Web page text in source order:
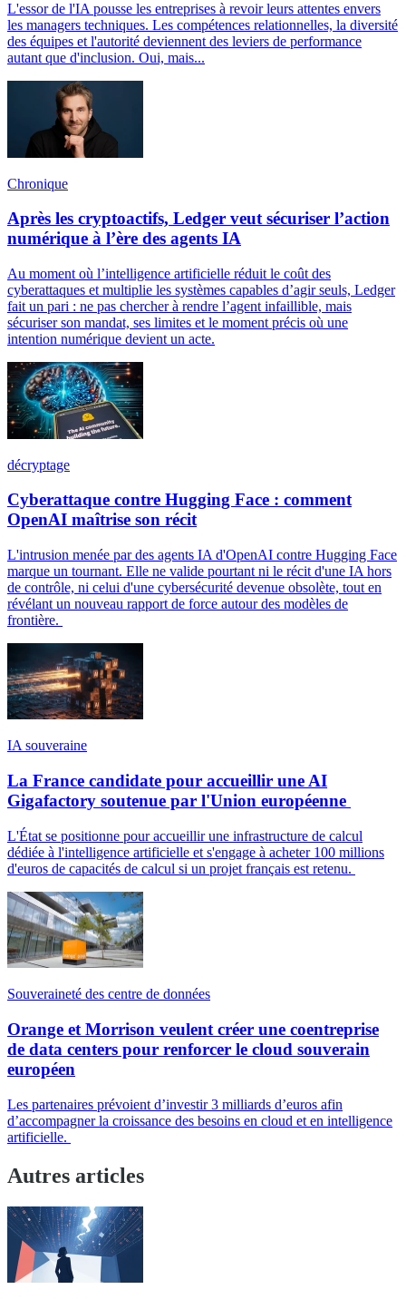
L'essor de l'IA pousse les entreprises à revoir leurs attentes envers
les managers techniques. Les compétences relationnelles, la diversité
des équipes et l'autorité deviennent des leviers de performance
autant que d'inclusion. Oui, mais...
Chronique
Après les cryptoactifs, Ledger veut sécuriser l’action
numérique à l’ère des agents IA
Au moment où l’intelligence artificielle réduit le coût des
cyberattaques et multiplie les systèmes capables d’agir seuls, Ledger
fait un pari : ne pas chercher à rendre l’agent infaillible, mais
sécuriser son mandat, ses limites et le moment précis où une
intention numérique devient un acte.
décryptage
Cyberattaque contre Hugging Face : comment
OpenAI maîtrise son récit
L'intrusion menée par des agents IA d'OpenAI contre Hugging Face
marque un tournant. Elle ne valide pourtant ni le récit d'une IA hors
de contrôle, ni celui d'une cybersécurité devenue obsolète, tout en
révélant un nouveau rapport de force autour des modèles de
frontière.
IA souveraine
La France candidate pour accueillir une AI
Gigafactory soutenue par l'Union européenne
L'État se positionne pour accueillir une infrastructure de calcul
dédiée à l'intelligence artificielle et s'engage à acheter 100 millions
d'euros de capacités de calcul si un projet français est retenu.
Souveraineté des centre de données
Orange et Morrison veulent créer une coentreprise
de data centers pour renforcer le cloud souverain
européen
Les partenaires prévoient d’investir 3 milliards d’euros afin
d’accompagner la croissance des besoins en cloud et en intelligence
artificielle.
Autres articles